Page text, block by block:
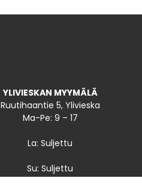
YLIVIESKAN MYYMÄLÄ
Ruutihaantie 5, Ylivieska
Ma-Pe: 9 – 17
La: Suljettu
Su: Suljettu